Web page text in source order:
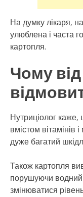
На думку лікаря,
улюблена і часта
картопля.
Чому
Нутриціолог каже,
вмістом вітамінів
дуже багатий
Також картопля
порушуючи
змінюватися